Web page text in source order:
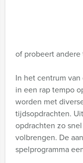
of probeert
In het centrum
in een rap tempo
worden met
tijdsopdrachten.
opdrachten zo
volbrengen. De
spelprogramma